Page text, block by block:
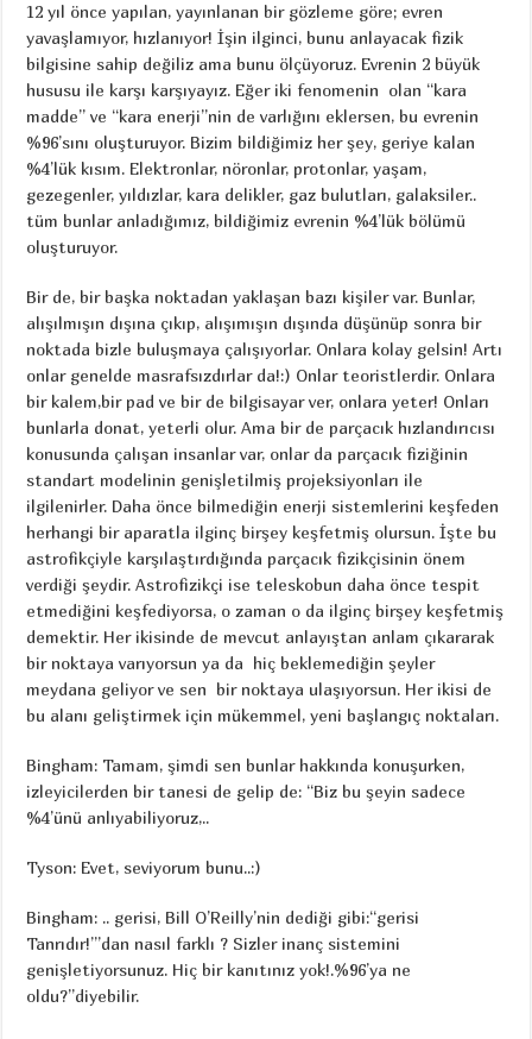
12 yıl önce yapılan, yayınlanan bir gözleme göre; evren
yavaşlamıyor, hızlanıyor! İşin ilginci, bunu anlayacak fizik
bilgisine sahip değiliz ama bunu ölçüyoruz. Evrenin 2 büyük
hususu ile karşı karşıyayız. Eğer iki fenomenin olan “kara
madde” ve “kara enerji”nin de varlığını eklersen, bu evrenin
%96’sını oluşturuyor. Bizim bildiğimiz her şey, geriye kalan
%4’lük kısım. Elektronlar, nöronlar, protonlar, yaşam,
gezegenler, yıldızlar, kara delikler, gaz bulutları, galaksiler..
tüm bunlar anladığımız, bildiğimiz evrenin %4’lük bölümü
oluşturuyor.
Bir de, bir başka noktadan yaklaşan bazı kişiler var. Bunlar,
alışılmışın dışına çıkıp, alışımışın dışında düşünüp sonra bir
noktada bizle buluşmaya çalışıyorlar. Onlara kolay gelsin! Artı
onlar genelde masrafsızdırlar da!:) Onlar teoristlerdir. Onlara
bir kalem,bir pad ve bir de bilgisayar ver, onlara yeter! Onları
bunlarla donat, yeterli olur. Ama bir de parçacık hızlandırıcısı
konusunda çalışan insanlar var, onlar da parçacık fiziğinin
standart modelinin genişletilmiş projeksiyonları ile
ilgilenirler. Daha önce bilmediğin enerji sistemlerini keşfeden
herhangi bir aparatla ilginç birşey keşfetmiş olursun. İşte bu
astrofikçiyle karşılaştırdığında parçacık fizikçisinin önem
verdiği şeydir. Astrofizikçi ise teleskobun daha önce tespit
etmediğini keşfediyorsa, o zaman o da ilginç birşey keşfetmiş
demektir. Her ikisinde de mevcut anlayıştan anlam çıkararak
bir noktaya varıyorsun ya da hiç beklemediğin şeyler
meydana geliyor ve sen bir noktaya ulaşıyorsun. Her ikisi de
bu alanı geliştirmek için mükemmel, yeni başlangıç noktaları.
Bingham: Tamam, şimdi sen bunlar hakkında konuşurken,
izleyicilerden bir tanesi de gelip de: “Biz bu şeyin sadece
%4’ünü anlıyabiliyoruz,..
Tyson: Evet, seviyorum bunu..:)
Bingham: .. gerisi, Bill O’Reilly’nin dediği gibi:“gerisi
Tanrıdır!”’dan nasıl farklı ? Sizler inanç sistemini
genişletiyorsunuz. Hiç bir kanıtınız yok!.%96’ya ne
oldu?”diyebilir.